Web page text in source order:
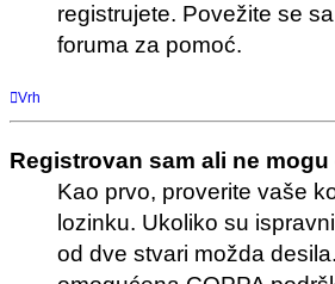
registrujete. Povežite se
foruma za pomoć.
Vrh
Registrovan sam ali ne
Kao prvo, proverite vaše
lozinku. Ukoliko su
od dve stvari možda